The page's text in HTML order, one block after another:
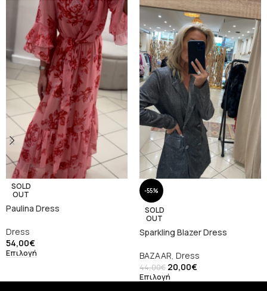
SOLD
OUT
Paulina Dress
Dress
54,00€
Επιλογή
-55%
SOLD
OUT
Sparkling Blazer Dress
BAZAAR Dress
44,00€ 20,00€
Επιλογή